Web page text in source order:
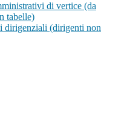
di vertice (da
tabelle)
dirigenziali (dirigenti non